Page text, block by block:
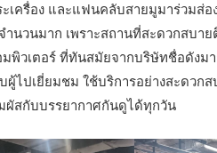
ครื่อง และแฟนคลับสายมูมาร่วมส่อ
ำนวนมาก เพราะสถานที่สะดวกสบ
พิวเตอร์ ที่ทันสมัยจากบริษัทชื่อดัง
ไปเยี่ยมชม ใช้บริการอย่างสะดวก
ผัสกับบรรยากาศกันดูได้ทุกวัน